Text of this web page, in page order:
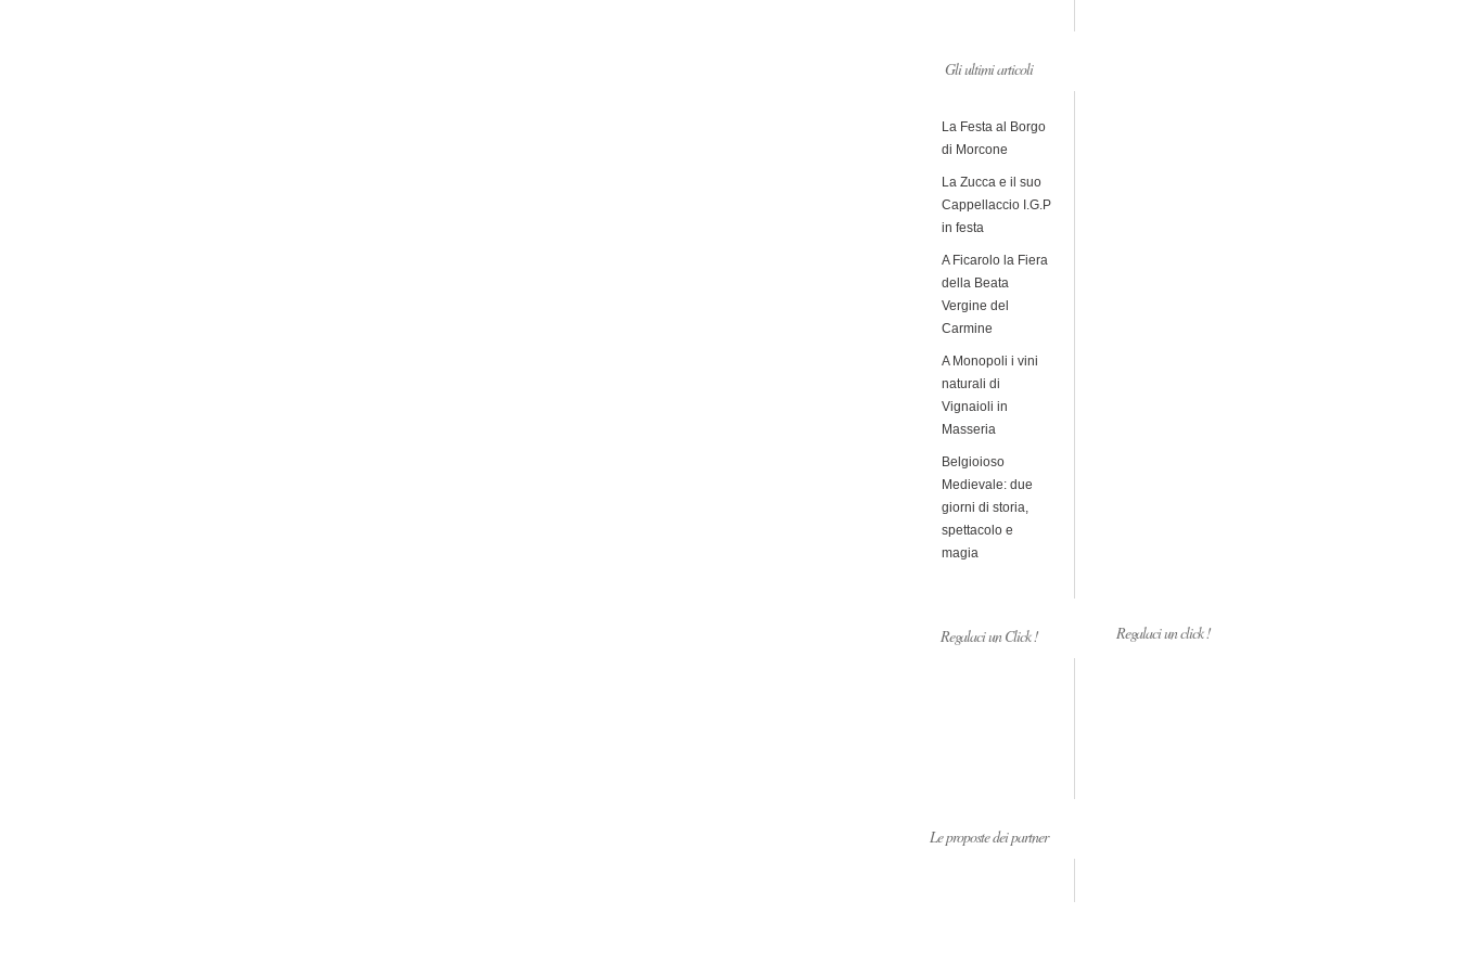
Gli ultimi articoli
La Festa al Borgo
di Morcone
La Zucca e il suo
Cappellaccio I.G.P
in festa
A Ficarolo la Fiera
della Beata
Vergine del
Carmine
A Monopoli i vini
naturali di
Vignaioli in
Masseria
Belgioioso
Medievale: due
giorni di storia,
spettacolo e
magia
Regalaci un Click !
Le proposte dei partner
Regalaci un click !